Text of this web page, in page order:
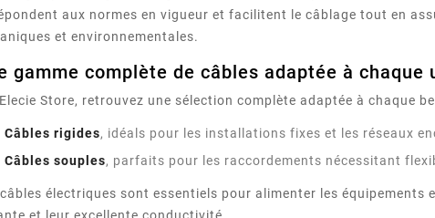
aux normes en vigueur et facilitent le câblage tout en
et environnementales.
gamme complète de câbles adaptée à chaque
Store, retrouvez une sélection complète adaptée à chaque
Câbles rigides, idéals pour les installations fixes et les réseaux
Câbles souples, parfaits pour les raccordements nécessitant
électriques sont essentiels pour alimenter les